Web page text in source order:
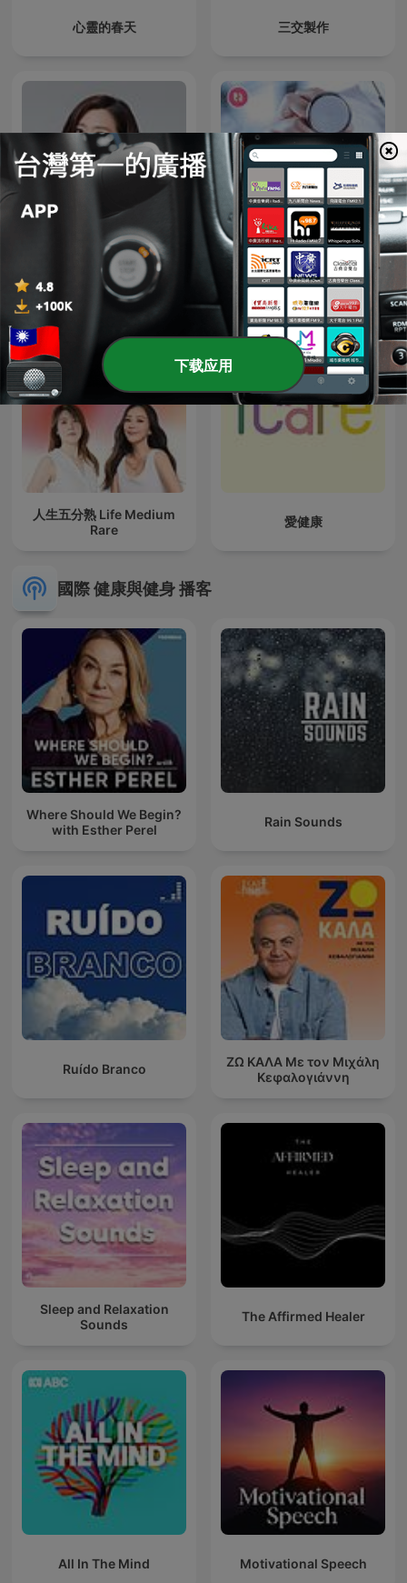
心靈的春天 三交製作
鄧惠文 不想說 名醫 On Call
人生五分熟 Life Medium
Rare
愛健康
國際 健康與健身 播客
Where Should We Begin?
with Esther Perel
Rain Sounds
Ruído Branco
ΖΩ ΚΑΛΑ Με τον Μιχάλη
Κεφαλογιάννη
Sleep and Relaxation
Sounds
The Affirmed Healer
All In The Mind Motivational Speech
下载应用